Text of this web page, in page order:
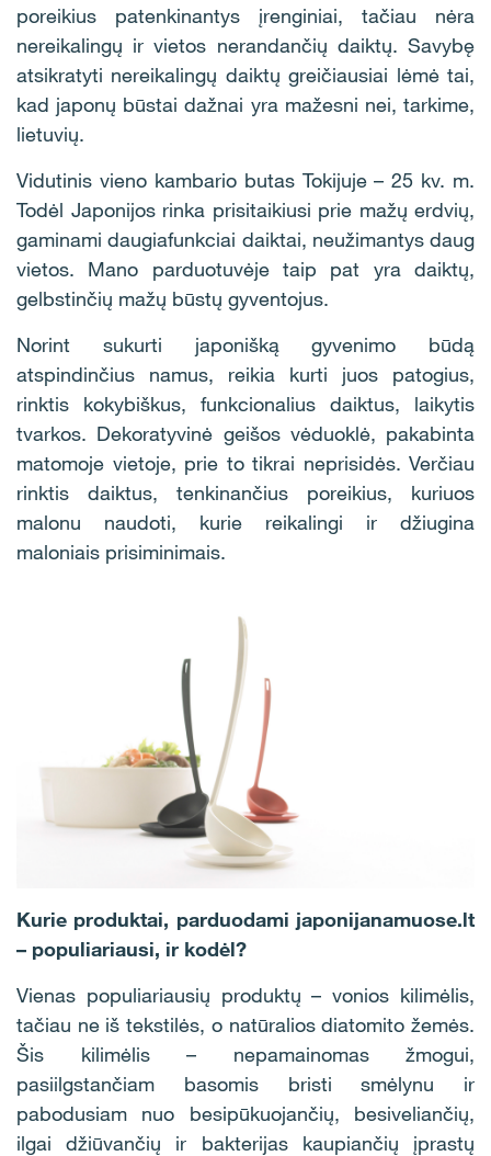
poreikius patenkinantys įrenginiai, tačiau nėra
nereikalingų ir vietos nerandančių daiktų. Savybę
atsikratyti nereikalingų daiktų greičiausiai lėmė tai,
kad japonų būstai dažnai yra mažesni nei, tarkime,
lietuvių.
Vidutinis vieno kambario butas Tokijuje – 25 kv. m.
Todėl Japonijos rinka prisitaikiusi prie mažų erdvių,
gaminami daugiafunkciai daiktai, neužimantys daug
vietos. Mano parduotuvėje taip pat yra daiktų,
gelbstinčių mažų būstų gyventojus.
Norint sukurti japonišką gyvenimo būdą
atspindinčius namus, reikia kurti juos patogius,
rinktis kokybiškus, funkcionalius daiktus, laikytis
tvarkos. Dekoratyvinė geišos vėduoklė, pakabinta
matomoje vietoje, prie to tikrai neprisidės. Verčiau
rinktis daiktus, tenkinančius poreikius, kuriuos
malonu naudoti, kurie reikalingi ir džiugina
maloniais prisiminimais.
Kurie produktai, parduodami japonijanamuose.lt
– populiariausi, ir kodėl?
Vienas populiariausių produktų – vonios kilimėlis,
tačiau ne iš tekstilės, o natūralios diatomito žemės.
Šis kilimėlis – nepamainomas žmogui,
pasiilgstančiam basomis bristi smėlynu ir
pabodusiam nuo besipūkuojančių, besiveliančių,
ilgai džiūvančių ir bakterijas kaupiančių įprastų